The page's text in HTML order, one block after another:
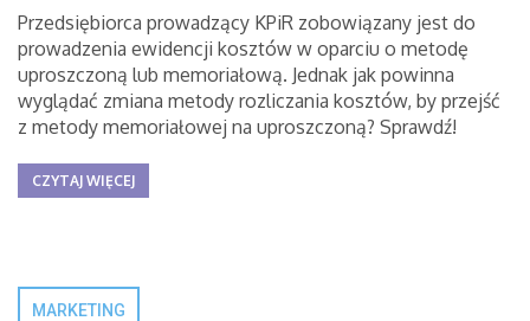
Przedsiębiorca prowadzący KPiR zobowiązany jest do
prowadzenia ewidencji kosztów w oparciu o metodę
uproszczoną lub memoriałową. Jednak jak powinna
wyglądać zmiana metody rozliczania kosztów, by przejść
z metody memoriałowej na uproszczoną? Sprawdź!
CZYTAJ WIĘCEJ
MARKETING